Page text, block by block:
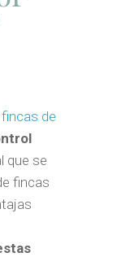
de
que se
fincas